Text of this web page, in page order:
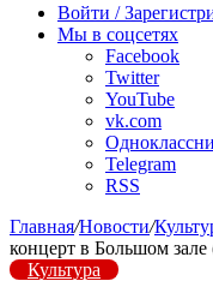
радио
Войти /
Мы в соцсетях
Facebook
Twitter
YouTube
vk.com
Telegram
RSS
Главная/Новости/
концерт в Большом зале
Культура